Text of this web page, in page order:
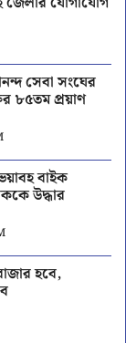
সেবা সংঘের
৮৫তম প্রয়াণ
বাইক
উদ্ধার
হবে,